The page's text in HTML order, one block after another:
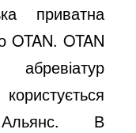
приватна
OTAN. OTAN
Альянс. В